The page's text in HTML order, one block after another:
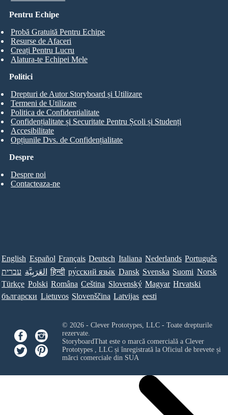
Pentru Echipe
Probă Gratuită Pentru Echipe
Resurse de Afaceri
Creați Pentru Lucru
Alatura-te Echipei Mele
Despre
Despre noi
Contacteaza-ne
Politici
Drepturi de Autor Storyboard și Utilizare
Termeni de Utilizare
Politica de Confidentialitate
Confidențialitate și Securitate Pentru Școli și Studenți
Accesibilitate
Opțiunile Dvs. de Confidențialitate
English Español Français Deutsch Italiana Nederlands Português
עברית العَرَبِيَّة हिन्दी ру́сский язы́к Dansk Svenska Suomi Norsk
Türkçe Polski Româna Ceština Slovenský Magyar Hrvatski
български Lietuvos Slovenščina Latvijas eesti
© 2026 - Clever Prototypes, LLC - Toate drepturile
rezervate.
StoryboardThat este o marcă comercială a Clever
Prototypes , LLCși înregistrată la Oficiul de brevete și
mărci comerciale din SUA